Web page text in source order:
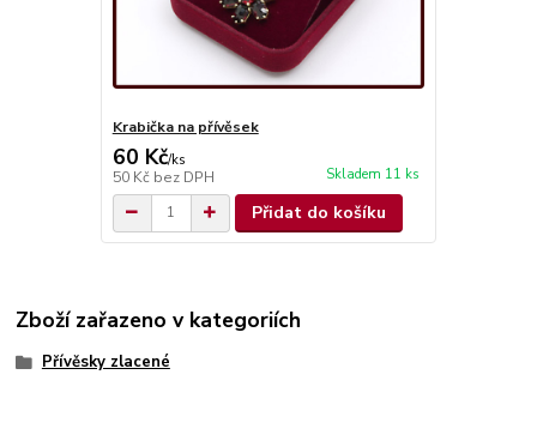
Krabička na přívěsek
60 Kč/ks
50 Kč bez DPH Skladem 11 ks
Přidat do košíku
Zboží zařazeno v kategoriích
Přívěsky zlacené